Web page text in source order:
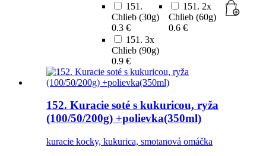
151.
Chlieb (30g)
0.3 €
151. 2x
Chlieb (60g)
0.6 €
151. 3x
Chlieb (90g)
0.9 €
152. Kuracie soté s kukuricou, ryža
(100/50/200g) +polievka(350ml)
kuracie kocky, kukurica, smotanová omáčka